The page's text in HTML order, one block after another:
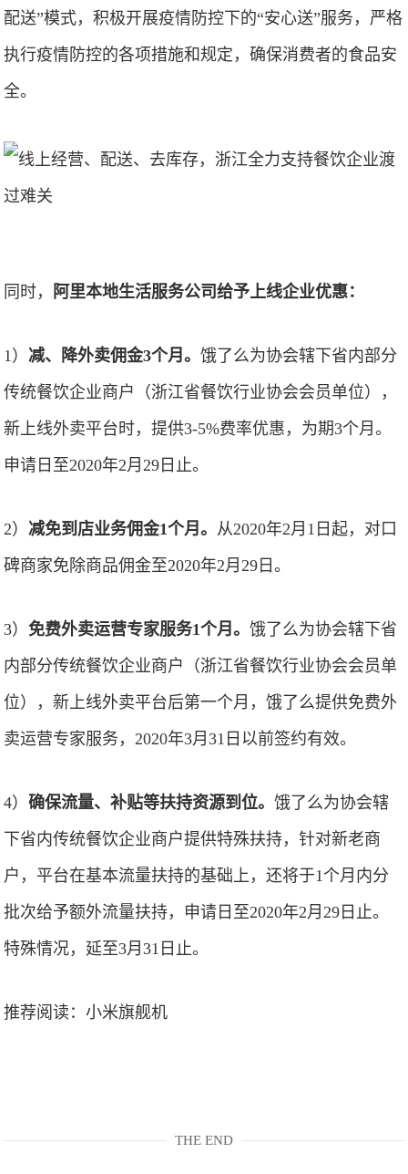
配送”模式，积极开展疫情防控下的“安心送”服务，严格
执行疫情防控的各项措施和规定，确保消费者的食品安
全。
同时， 阿里本地生活服务公司给予上线企业优惠：
1）减、降外卖佣金3个月。饿了么为协会辖下省内部分
传统餐饮企业商户（浙江省餐饮行业协会会员单位），
新上线外卖平台时，提供3-5%费率优惠，为期3个月。
申请日至2020年2月29日止。
2）减免到店业务佣金1个月。 从2020年2月1日起，对口
碑商家免除商品佣金至2020年2月29日。
3）免费外卖运营专家服务1个月。饿了么为协会辖下省
内部分传统餐饮企业商户（浙江省餐饮行业协会会员单
位），新上线外卖平台后第一个月，饿了么提供免费外
卖运营专家服务，2020年3月31日以前签约有效。
4）确保流量、补贴等扶持资源到位。饿了么为协会辖
下省内传统餐饮企业商户提供特殊扶持，针对新老商
户，平台在基本流量扶持的基础上，还将于1个月内分
批次给予额外流量扶持，申请日至2020年2月29日止。
特殊情况，延至3月31日止。
推荐阅读：小米旗舰机
THE END